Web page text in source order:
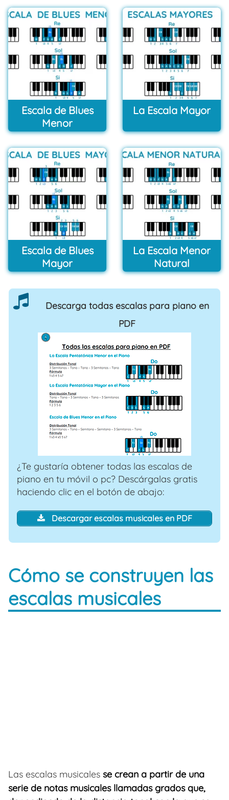
Escala de Blues
Menor
La Escala Mayor
Escala de Blues
Mayor
La Escala Menor
Natural
Descarga todas escalas para piano en
PDF
¿Te gustaría obtener todas las escalas de
piano en tu móvil o pc? Descárgalas gratis
haciendo clic en el botón de abajo:
Descargar escalas musicales en PDF
Cómo se construyen las
escalas musicales
Las escalas musicales se crean a partir de una
serie de notas musicales llamadas grados que,